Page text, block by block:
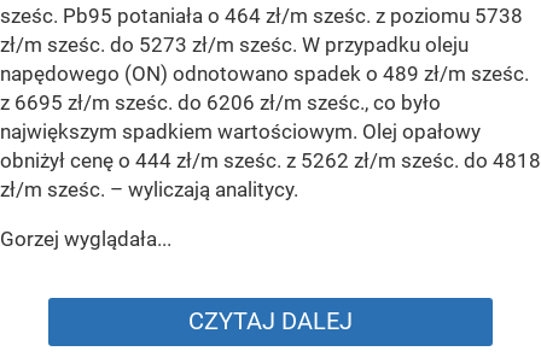
sześc. Pb95 potaniała o 464 zł/m sześc. z poziomu 5738
zł/m sześc. do 5273 zł/m sześc. W przypadku oleju
napędowego (ON) odnotowano spadek o 489 zł/m sześc.
z 6695 zł/m sześc. do 6206 zł/m sześc., co było
największym spadkiem wartościowym. Olej opałowy
obniżył cenę o 444 zł/m sześc. z 5262 zł/m sześc. do 4818
zł/m sześc. – wyliczają analitycy.
Gorzej wyglądała...
CZYTAJ DALEJ